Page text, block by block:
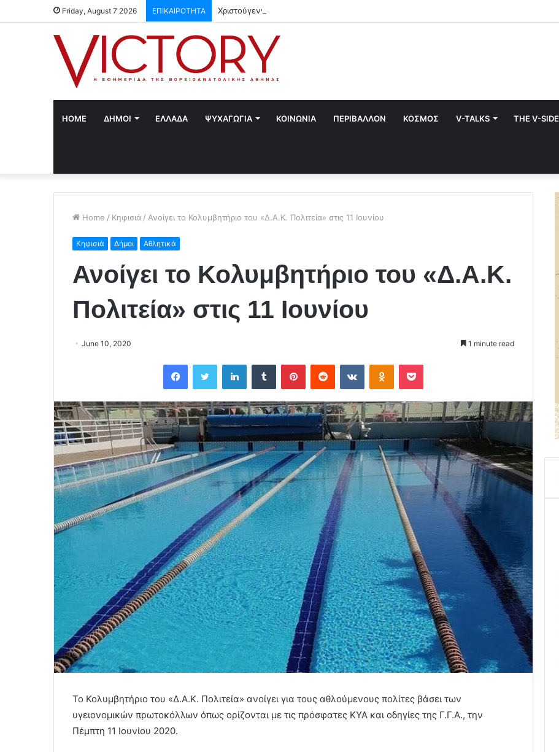
Friday, August 7 2026 ΕΠΙΚΑΙΡΟΤΗΤΑ Χριστούγεννα στο Χαλάνδρι- Ολες οι εκδηλώσεις του Δήμου
HOME ΔΗΜΟΙ ΕΛΛΑΔΑ ΨΥΧΑΓΩΓΙΑ ΚΟΙΝΩΝΙΑ ΠΕΡΙΒΑΛΛΟΝ ΚΟΣΜΟΣ V-TALKS THE V-SIDE
Home / Κηφισιά / Ανοίγει το Κολυμβητήριο του «Δ.Α.Κ. Πολιτεία» στις 11 Ιουνίου
Κηφισιά Δήμοι Αθλητικά
Ανοίγει το Κολυμβητήριο του «Δ.Α.Κ.
Πολιτεία» στις 11 Ιουνίου
June 10, 2020 1 minute read
Το Κολυμβητήριο του «Δ.Α.Κ. Πολιτεία» ανοίγει για τους αθλούμενους πολίτες βάσει των
υγειονομικών πρωτοκόλλων όπως ορίζονται με τις πρόσφατες ΚΥΑ και οδηγίες της Γ.Γ.Α., την
Πέμπτη 11 Ιουνίου 2020.